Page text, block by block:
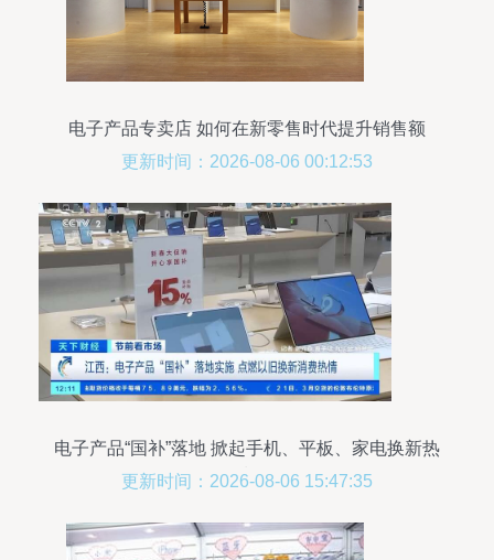
电子产品专卖店 如何在新零售时代提升销售额
更新时间：2026-08-06 00:12:53
电子产品“国补”落地 掀起手机、平板、家电换新热
潮
更新时间：2026-08-06 15:47:35